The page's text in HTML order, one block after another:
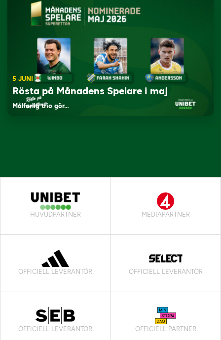
5 JUNI
Rösta på Månadens Spelare i maj
Målfarlig trio gör…
HUVUDPARTNER MEDIAPARTNER
OFFICIELL LEVERANTÖR OFFICIELL LEVERANTÖR
OFFICIELL LEVERANTÖR OFFICIELL PARTNER